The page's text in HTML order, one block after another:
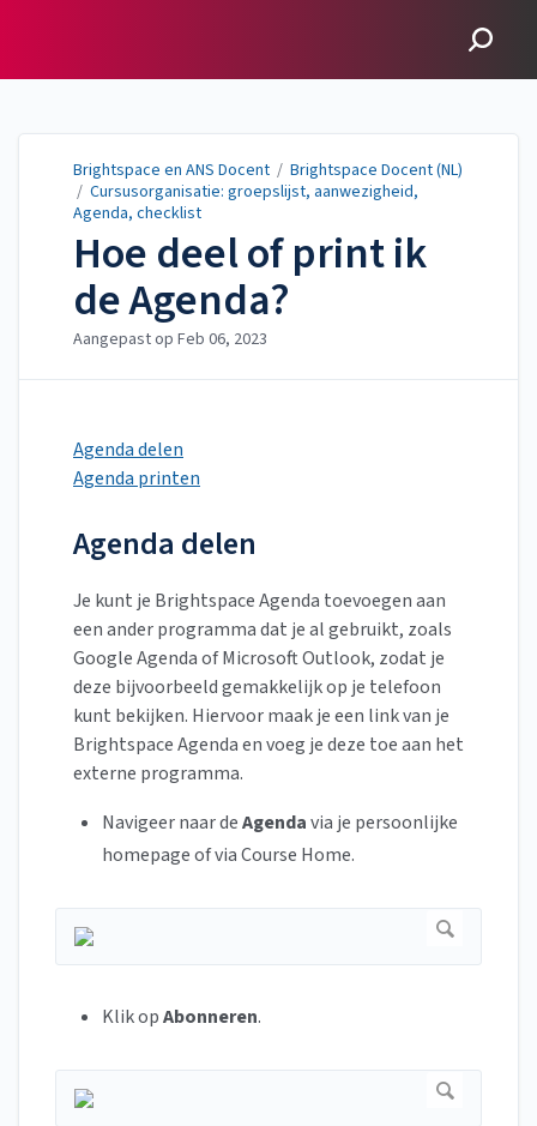
Brightspace en ANS Docent / Brightspace Docent (NL)
/ Cursusorganisatie: groepslijst, aanwezigheid,
Agenda, checklist
Hoe deel of print ik
de Agenda?
Aangepast op Feb 06, 2023
Agenda delen
Agenda printen
Agenda delen
Je kunt je Brightspace Agenda toevoegen aan
een ander programma dat je al gebruikt, zoals
Google Agenda of Microsoft Outlook, zodat je
deze bijvoorbeeld gemakkelijk op je telefoon
kunt bekijken. Hiervoor maak je een link van je
Brightspace Agenda en voeg je deze toe aan het
externe programma.
Navigeer naar deAgendavia je persoonlijke
homepage of via Course Home.
Klik opAbonneren.